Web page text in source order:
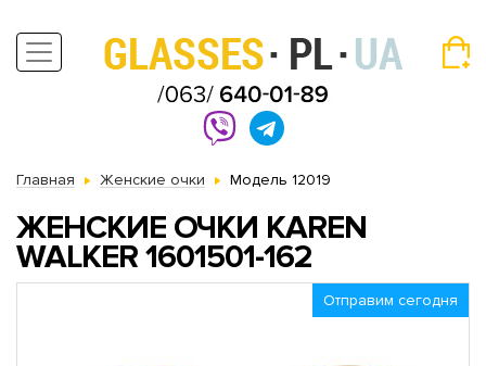
Главная Женские очки Модель 12019
ЖЕНСКИЕ ОЧКИ KAREN
WALKER 1601501-162
Отправим сегодня